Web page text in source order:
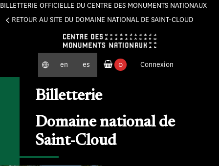
BILLETTERIE OFFICIELLE DU CENTRE DES MONUMENTS NATIONAUX
RETOUR AU SITE DU DOMAINE NATIONAL DE SAINT-CLOUD
en es
0
Connexion
Billetterie
Domaine national de
Saint-Cloud
Panneau de gestion des cookies